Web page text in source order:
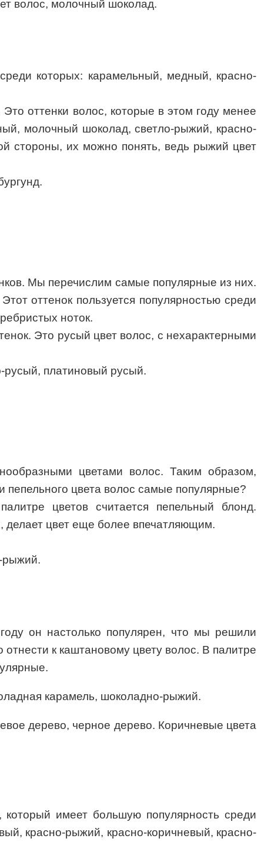
волос, молочный шоколад.
которых: карамельный, медный, красно-
оттенки волос, которые в этом году менее
молочный шоколад, светло-рыжий, красно-
стороны, их можно понять, ведь рыжий цвет
Мы перечислим самые популярные из них.
оттенок пользуется популярностью среди
ноток.
Это русый цвет волос, с нехарактерными
русый, платиновый русый.
цветами волос. Таким образом,
цвета волос самые популярные?
цветов считается пепельный блонд.
делает цвет еще более впечатляющим.
рыжий.
он настолько популярен, что мы решили
к каштановому цвету волос. В палитре
карамель, шоколадно-рыжий.
дерево, черное дерево. Коричневые цвета
имеет большую популярность среди
красно-рыжий, красно-коричневый, красно-